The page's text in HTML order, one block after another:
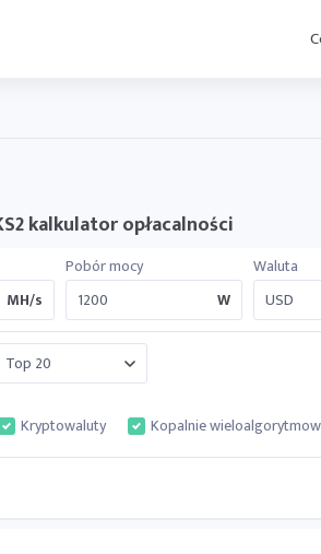
kalkulator opłacalności
MH/s
Pobór mocy
W
Waluta
Kryptowaluty Kopalnie